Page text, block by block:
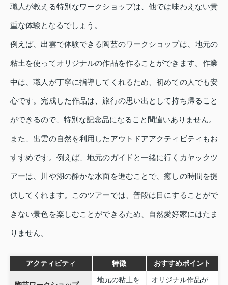
職人が教える特別なワークショップは、他では味わえない貴
重な体験となるでしょう。
例えば、出雲で体験できる陶芸のワークショップは、地元の
粘土を使ってオリジナルの作品を作ることができます。作業
中は、職人が丁寧に指導してくれるため、初めての人でも安
心です。完成した作品は、旅行の思い出として持ち帰ること
ができるので、特別な記念品になること間違いありません。
また、出雲の自然を利用したアウトドアアクティビティもお
すすめです。例えば、地元のガイドと一緒に行くカヤックツ
アーは、川や湖の静かな水面を進むことで、癒しの時間を提
供してくれます。このツアーでは、普段は目にすることがで
きない景色を楽しむことができるため、自然愛好家にはたま
りません。
アクティビティ 特徴 おすすめポイント
地元の粘土を オリジナル作品が